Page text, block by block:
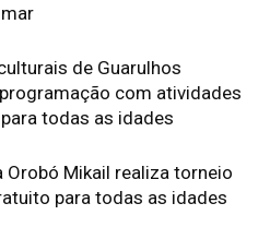
de Guarulhos
com atividades
todas as idades
Orobó Mikail realiza torneio
para todas as idades